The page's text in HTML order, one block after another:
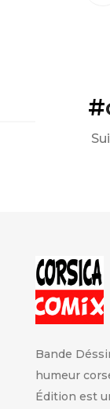
#
Bande
humeur
Édition est